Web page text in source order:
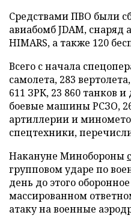
Средствами ПВО были
авиабомб JDAM,
HIMARS, а также 120
Всего с начала
самолета, 283
611 ЗРК, 23 860 танков
боевые машины РСЗО,
артиллерии и
спецтехники,
Накануне Минобороны
групповом ударе по
день до этого
массированном
атаку на военные